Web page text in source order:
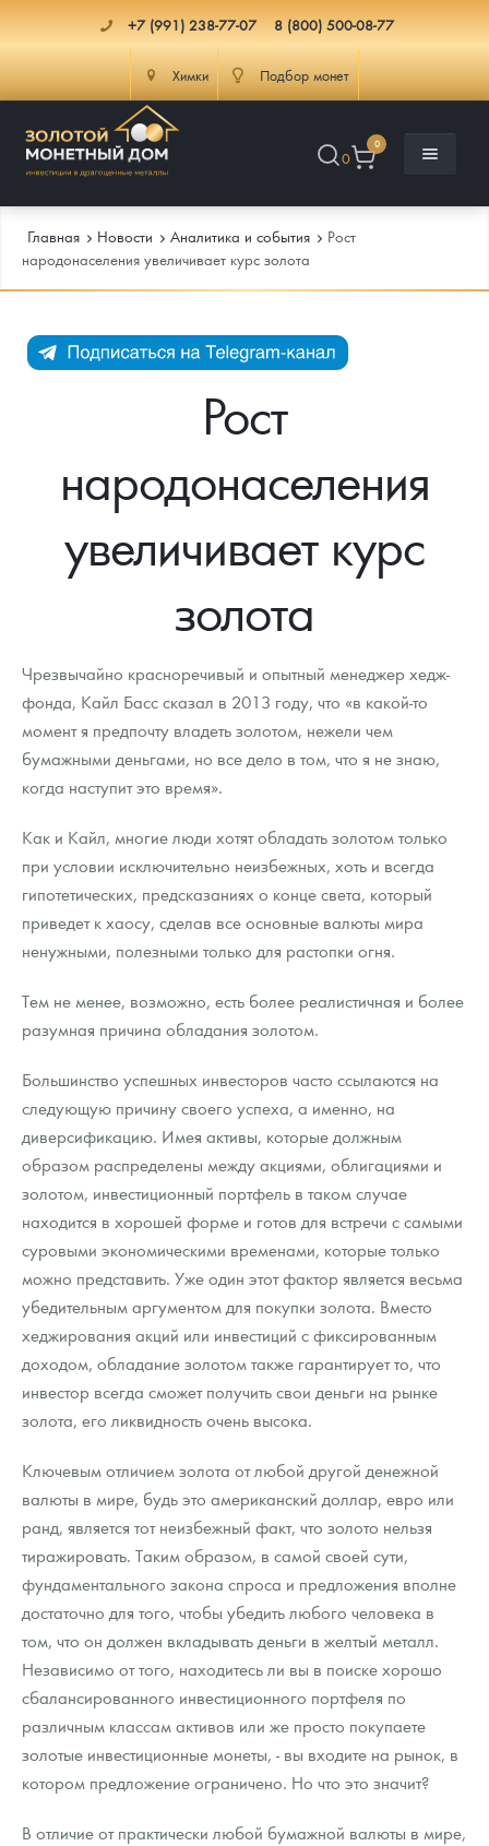
+7 (991) 238-77-07 8 (800) 500-08-77
Химки Подбор монет
0
0
Каталог Монет
Памятные монеты России и СССР
Монеты Царской России
Монеты стран мира после 1950г
Монеты и жетоны ЗМД
Георгий Победоносец
Аксессуары
Гарри Поттер
Год Лошади
Флот: ледоколы и корабли
Жетоны "Необыкновенные обитатели глубин"
Ювелирные изделия
Золотая карманная галерея
Наборы подарочных и коллекционных монет
Монеты и жетоны из недрагоценных металлов
Книги по нумизматике
Инфо
Гарантии
Памятка для работы с монетами из драгметаллов
Условия возврата
Монеты
Политика конфиденциальности
Политика использования Cookies
Положение по обработке и защите персональных данных
Информация
Аналитика и события
Котировки
Скупка слитков
Наши преимущества
Письмо директору
Пресс-служба
Главная Новости Аналитика и события
Рост
народонаселения увеличивает курс золота
Рост
народонаселения
увеличивает курс
золота
Чрезвычайно красноречивый и опытный менеджер хедж-
фонда, Кайл Басс сказал в 2013 году, что «в какой-то
момент я предпочту владеть золотом, нежели чем
бумажными деньгами, но все дело в том, что я не знаю,
когда наступит это время».
Как и Кайл, многие люди хотят обладать золотом только
при условии исключительно неизбежных, хоть и всегда
гипотетических, предсказаниях о конце света, который
приведет к хаосу, сделав все основные валюты мира
ненужными, полезными только для растопки огня.
Тем не менее, возможно, есть более реалистичная и более
разумная причина обладания золотом.
Большинство успешных инвесторов часто ссылаются на
следующую причину своего успеха, а именно, на
диверсификацию. Имея активы, которые должным
образом распределены между акциями, облигациями и
золотом, инвестиционный портфель в таком случае
находится в хорошей форме и готов для встречи с самыми
суровыми экономическими временами, которые только
можно представить. Уже один этот фактор является весьма
убедительным аргументом для покупки золота. Вместо
хеджирования акций или инвестиций с фиксированным
доходом, обладание золотом также гарантирует то, что
инвестор всегда сможет получить свои деньги на рынке
золота, его ликвидность очень высока.
Ключевым отличием золота от любой другой денежной
валюты в мире, будь это американский доллар, евро или
ранд, является тот неизбежный факт, что золото нельзя
тиражировать. Таким образом, в самой своей сути,
фундаментального закона спроса и предложения вполне
достаточно для того, чтобы убедить любого человека в
том, что он должен вкладывать деньги в желтый металл.
Независимо от того, находитесь ли вы в поиске хорошо
сбалансированного инвестиционного портфеля по
различным классам активов или же просто покупаете
золотые инвестиционные монеты, - вы входите на рынок, в
котором предложение ограничено. Но что это значит?
В отличие от практически любой бумажной валюты в мире,